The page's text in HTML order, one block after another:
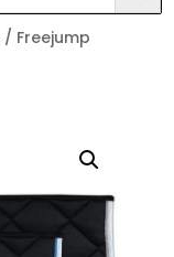
/ Freejump